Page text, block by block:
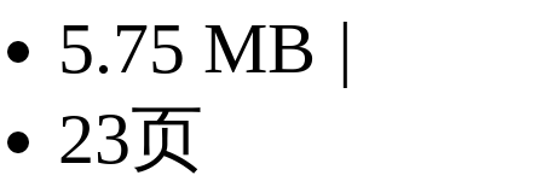
5.75 MB |
23页